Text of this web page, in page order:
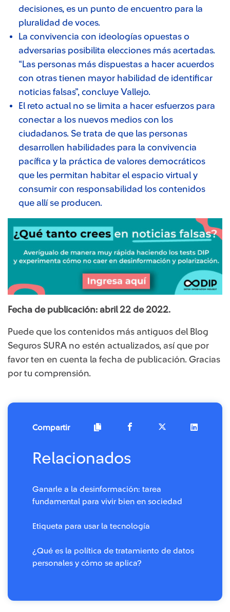
decisiones, es un punto de encuentro para la
pluralidad de voces.
La convivencia con ideologías opuestas o
adversarias posibilita elecciones más acertadas.
“Las personas más dispuestas a hacer acuerdos
con otras tienen mayor habilidad de identificar
noticias falsas”, concluye Vallejo.
El reto actual no se limita a hacer esfuerzos para
conectar a los nuevos medios con los
ciudadanos. Se trata de que las personas
desarrollen habilidades para la convivencia
pacífica y la práctica de valores democráticos
que les permitan habitar el espacio virtual y
consumir con responsabilidad los contenidos
que allí se producen.
Fecha de publicación: abril 22 de 2022.
Puede que los contenidos más antiguos del Blog
Seguros SURA no estén actualizados, así que por
favor ten en cuenta la fecha de publicación. Gracias
por tu comprensión.
Compartir
Relacionados
Ganarle a la desinformación: tarea
fundamental para vivir bien en sociedad
Etiqueta para usar la tecnología
¿Qué es la política de tratamiento de datos
personales y cómo se aplica?